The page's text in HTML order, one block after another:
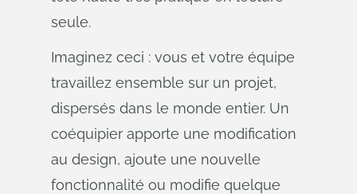
seule.
Imaginez ceci : vous et votre équipe
travaillez ensemble sur un projet,
dispersés dans le monde entier. Un
coéquipier apporte une modification
au design, ajoute une nouvelle
fonctionnalité ou modifie quelque